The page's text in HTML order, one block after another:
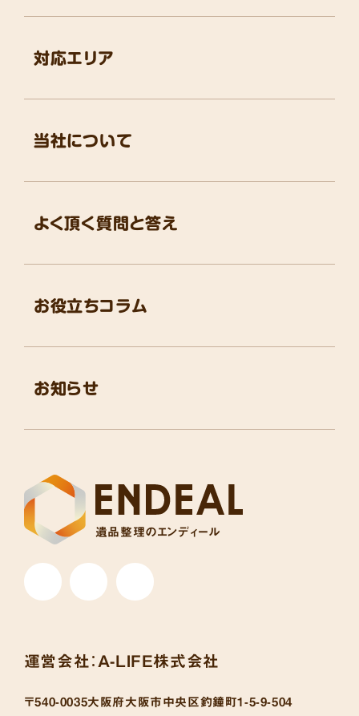
遺品整理のエンディール
お役立ちコラム
よく頂く質問と答え
お知らせ
対応エリア
当社について
運営会社： A-LIFE株式会社
〒540-0035大阪府大阪市中央区釣鐘町1-5-9-504